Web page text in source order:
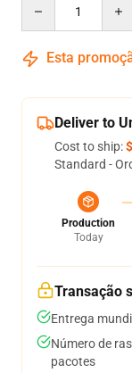
Esta
Deliver to
Cost to ship:
Standard -
Production
Today
Transação
Entrega
Número de
pacotes